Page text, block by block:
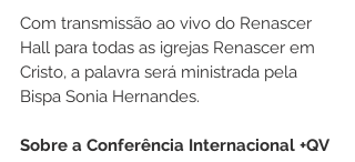
Com transmissão ao vivo do Renascer
Hall para todas as igrejas Renascer em
Cristo, a palavra será ministrada pela
Bispa Sonia Hernandes.
Sobre a Conferência Internacional +QV